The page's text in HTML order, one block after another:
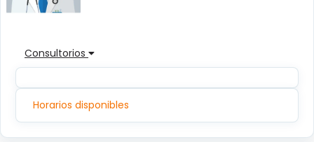
Consultorios
Horarios disponibles